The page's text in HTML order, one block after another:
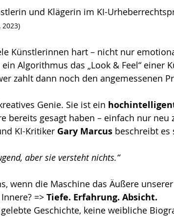
und Klägerin im KI-
, 2023)
Künstlerinnen hart – nicht nur
Algorithmus das „Look & Feel“ einer
zahlt dann noch den angemessenen
Genie. Sie ist ein
bereits gesagt haben – einfach nur neu
KI-Kritiker Gary Marcus beschreibt es
aber sie versteht nichts.“
wenn die Maschine das Äußere
=> Tiefe. Erfahrung. Absicht.
Geschichte, keine weibliche